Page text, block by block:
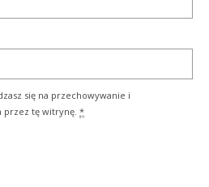
się na przechowywanie i
przez tę witrynę. *